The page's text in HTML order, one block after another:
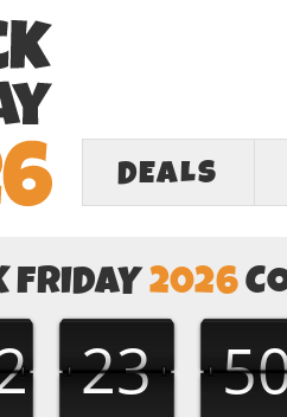
DEALS
FRIDAY2026
23